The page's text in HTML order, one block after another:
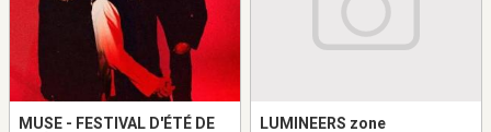
MUSE - FESTIVAL D'ÉTÉ DE
LUMINEERS zone